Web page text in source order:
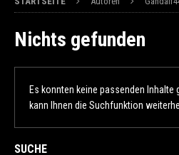
Nichts gefunden
Es konnten keine passenden
kann Ihnen die Suchfunktion
SUCHE